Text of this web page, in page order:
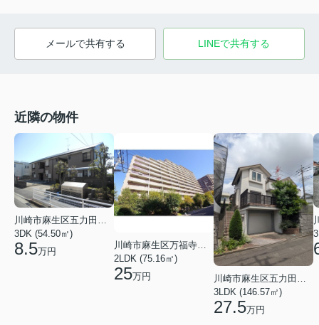
メールで共有する LINEで共有する
近隣の物件
川崎市麻生区五力田１丁目
3DK (54.50㎡)
8.5万円
川崎市麻生区万福寺３丁目
2LDK (75.16㎡)
25万円
3LDK (146.57㎡)
27.5万円